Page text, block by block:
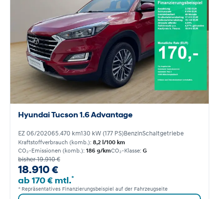
Hyundai Tucson 1.6 Advantage
EZ 06/202065.470 km130 kW (177 PS)BenzinSchaltgetriebe
Kraftstoffverbrauch (komb.): 8,2 l/100 km
CO₂-Emissionen (komb.): 186 g/kmCO₂-Klasse: G
bisher 19.910 €
18.910 €
ab 170 € mtl.*
* Repräsentatives Finanzierungsbeispiel auf der Fahrzeugseite